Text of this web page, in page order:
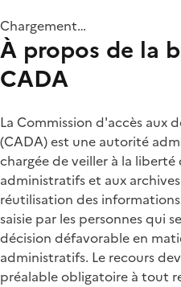
Chargement…
À propos de la
CADA
La Commission d'accès aux
(CADA) est une autorité
chargée de veiller à la
administratifs et aux
réutilisation des
saisie par les personnes qui
décision défavorable en
administratifs. Le recours
préalable obligatoire à tout